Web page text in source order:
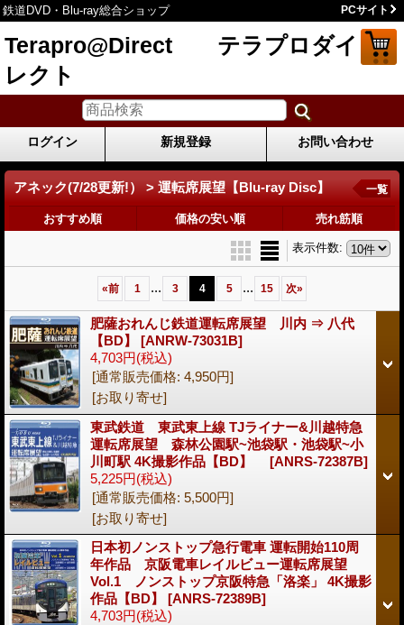
鉄道DVD・Blu-ray総合ショップ PCサイト
Terapro@Direct テラプロダイ
レクト
ログイン 新規登録 お問い合わせ
アネック(7/28更新!） > 運転席展望【Blu-ray Disc】 一覧
おすすめ順 価格の安い順 売れ筋順
表示件数:
«前 1 ... 3 4 5 ... 15 次»
肥薩おれんじ鉄道運転席展望 川内 ⇒ 八代
【BD】 [ANRW-73031B]
4,703円(税込)
[通常販売価格: 4,950円]
[お取り寄せ]
東武鉄道 東武東上線 TJライナー&川越特急
運転席展望 森林公園駅~池袋駅・池袋駅~小
川町駅 4K撮影作品【BD】 [ANRS-72387B]
5,225円(税込)
[通常販売価格: 5,500円]
[お取り寄せ]
日本初ノンストップ急行電車 運転開始110周
年作品 京阪電車レイルビュー運転席展望
Vol.1 ノンストップ京阪特急「洛楽」 4K撮影
作品【BD】 [ANRS-72389B]
4,703円(税込)